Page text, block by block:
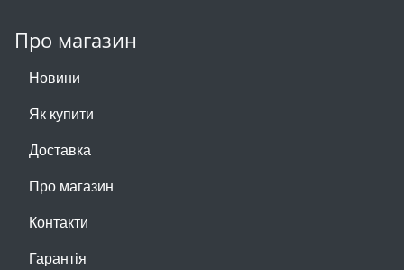
Про магазин
Новини
Як купити
Доставка
Про магазин
Контакти
Гарантія